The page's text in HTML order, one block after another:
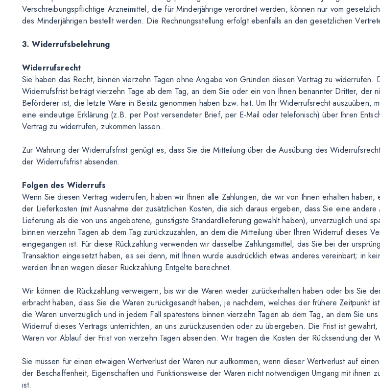
Verschreibungspflichtige Arzneimittel, die für Minderjährige verordnet werden, können nur vom
des Minderjährigen bestellt werden. Die Rechnungsstellung erfolgt ebenfalls an den gesetzlichen
3. Widerrufsbelehrung
Widerrufsrecht
Sie haben das Recht, binnen vierzehn Tagen ohne Angabe von Gründen diesen Vertrag zu widerrufen.
Widerrufsfrist beträgt vierzehn Tage ab dem Tag, an dem Sie oder ein von Ihnen benannter Dritter, der
Beförderer ist, die letzte Ware in Besitz genommen haben bzw. hat. Um Ihr Widerrufsrecht auszuüben,
eine eindeutige Erklärung (z.B. per Post versendeter Brief, per E-Mail oder telefonisch) über Ihren
Vertrag zu widerrufen, zukommen lassen.
Zur Wahrung der Widerrufsfrist genügt es, dass Sie die Mitteilung über die Ausübung des
der Widerrufsfrist absenden.
Folgen des Widerrufs
Wenn Sie diesen Vertrag widerrufen, haben wir Ihnen alle Zahlungen, die wir von Ihnen erhalten haben,
der Lieferkosten (mit Ausnahme der zusätzlichen Kosten, die sich daraus ergeben, dass Sie eine
Lieferung als die von uns angebotene, günstigste Standardlieferung gewählt haben), unverzüglich und
binnen vierzehn Tagen ab dem Tag zurückzuzahlen, an dem die Mitteilung über Ihren Widerruf dieses
eingegangen ist. Für diese Rückzahlung verwenden wir dasselbe Zahlungsmittel, das Sie bei der
Transaktion eingesetzt haben, es sei denn, mit Ihnen wurde ausdrücklich etwas anderes vereinbart; in
werden Ihnen wegen dieser Rückzahlung Entgelte berechnet.
Wir können die Rückzahlung verweigern, bis wir die Waren wieder zurückerhalten haben oder bis Sie
erbracht haben, dass Sie die Waren zurückgesandt haben, je nachdem, welches der frühere Zeitpunkt
die Waren unverzüglich und in jedem Fall spätestens binnen vierzehn Tagen ab dem Tag, an dem Sie
Widerruf dieses Vertrags unterrichten, an uns zurückzusenden oder zu übergeben. Die Frist ist
Waren vor Ablauf der Frist von vierzehn Tagen absenden. Wir tragen die Kosten der Rücksendung der
Sie müssen für einen etwaigen Wertverlust der Waren nur aufkommen, wenn dieser Wertverlust auf
der Beschaffenheit, Eigenschaften und Funktionsweise der Waren nicht notwendigen Umgang mit ihnen
ist.